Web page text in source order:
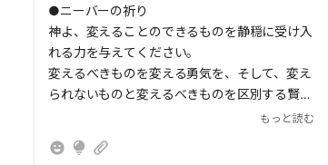
離れること
> 人生とは、自分をわかってくれる人を探す旅
である
もっと読む
●ニーバーの祈り
神よ、変えることのできるものを静穏に受け入
れる力を与えてください。
変えるべきものを変える勇気を、そして、変え
られないものと変えるべきものを区別する賢さ
作、とされる。）
もっと読む